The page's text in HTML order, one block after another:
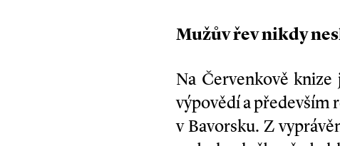
Mužův řev nikdy
Na Červenkově
výpovědí a především
v Bavorsku. Z